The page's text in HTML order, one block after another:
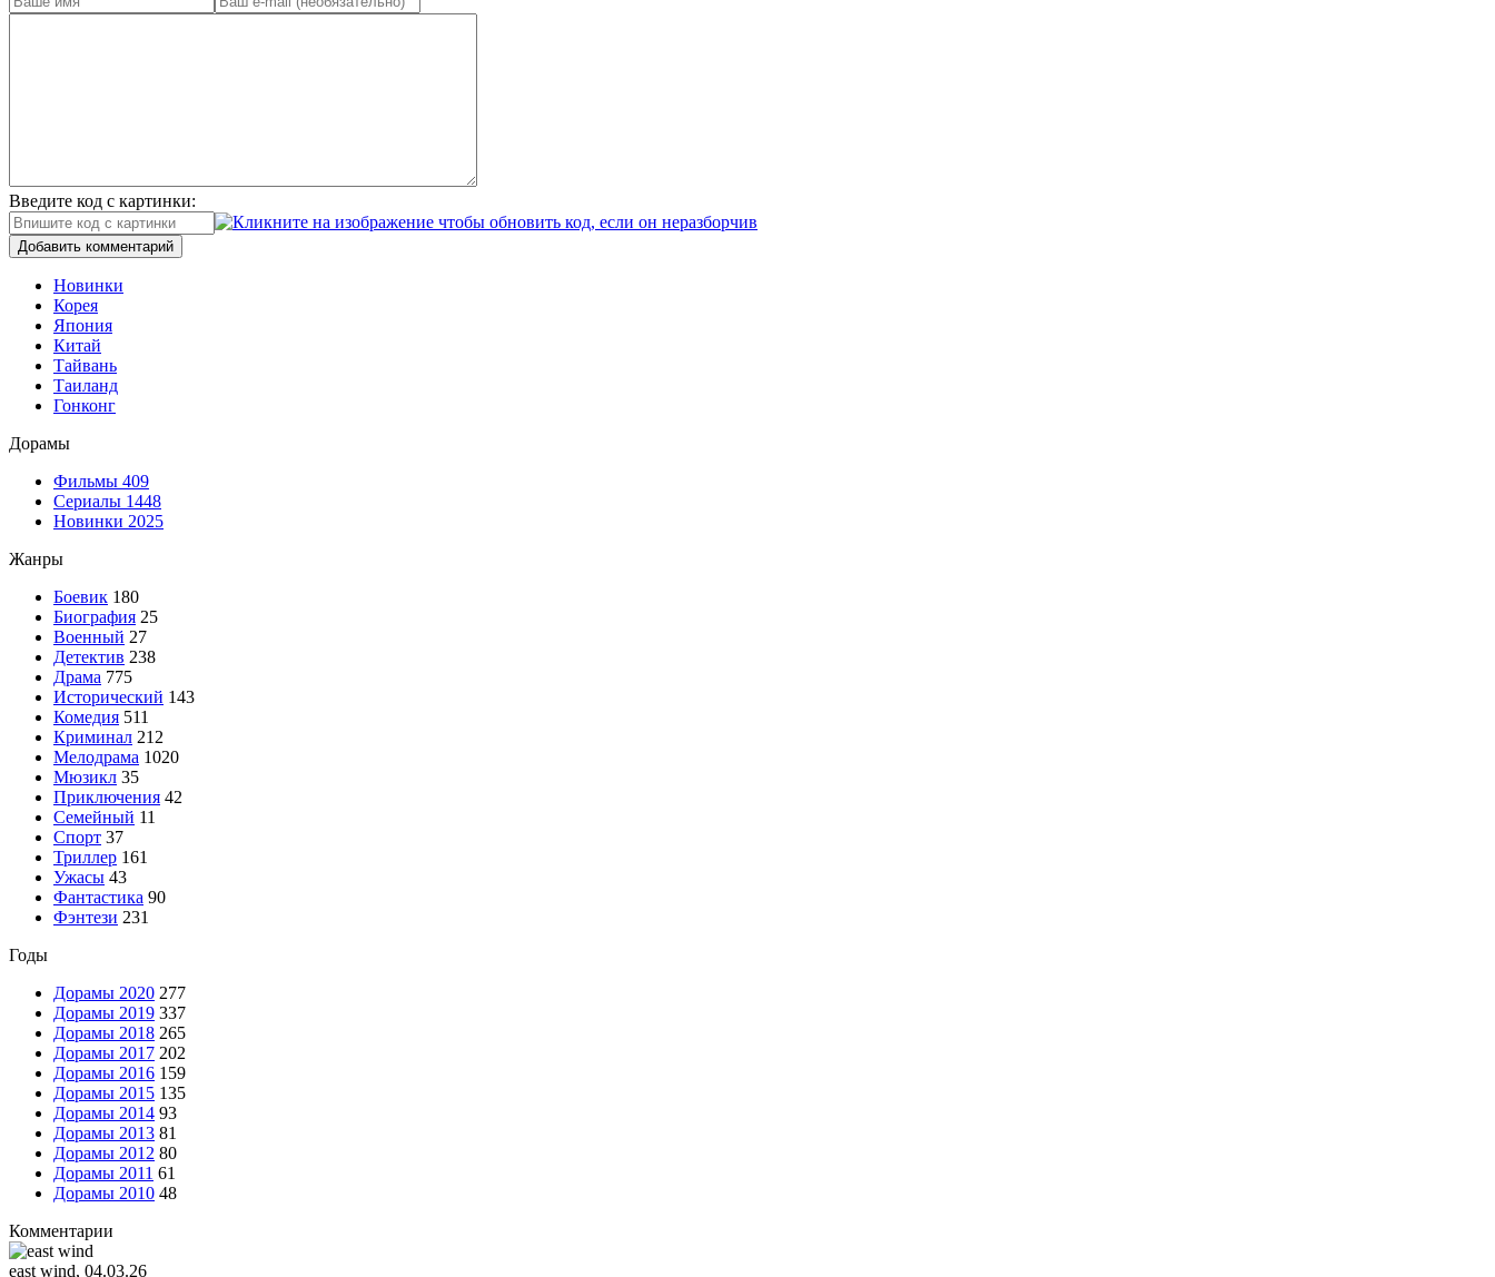
Введите код с картинки:
Добавить комментарий
Новинки
Корея
Япония
Китай
Тайвань
Таиланд
Гонконг
Дорамы
Фильмы 409
Сериалы 1448
Новинки 2025
Жанры
Боевик 180
Биография 25
Военный 27
Детектив 238
Драма 775
Исторический 143
Комедия 511
Криминал 212
Мелодрама 1020
Мюзикл 35
Приключения 42
Семейный 11
Спорт 37
Триллер 161
Ужасы 43
Фантастика 90
Фэнтези 231
Годы
Дорамы 2020 277
Дорамы 2019 337
Дорамы 2018 265
Дорамы 2017 202
Дорамы 2016 159
Дорамы 2015 135
Дорамы 2014 93
Дорамы 2013 81
Дорамы 2012 80
Дорамы 2011 61
Дорамы 2010 48
Комментарии
east wind, 04.03.26